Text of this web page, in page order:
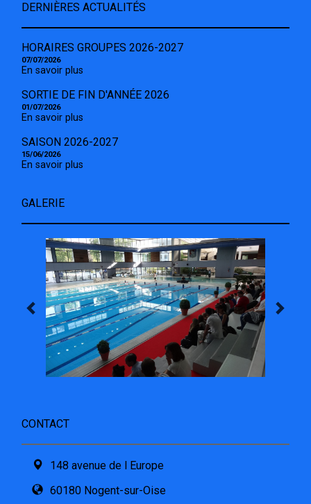
DERNIÈRES ACTUALITÉS
HORAIRES GROUPES 2026-2027
07/07/2026
En savoir plus
SORTIE DE FIN D'ANNÉE 2026
01/07/2026
En savoir plus
SAISON 2026-2027
15/06/2026
En savoir plus
GALERIE
CONTACT
148 avenue de l Europe
60180 Nogent-sur-Oise